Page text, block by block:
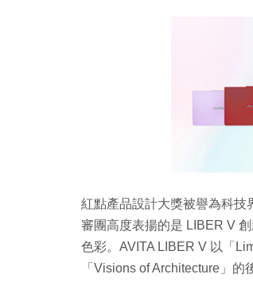
紅點產品設計大獎被譽為科技
審團高度表揚的是 LIBER V
色彩。AVITA LIBER V 以「
「Visions of Architecture」